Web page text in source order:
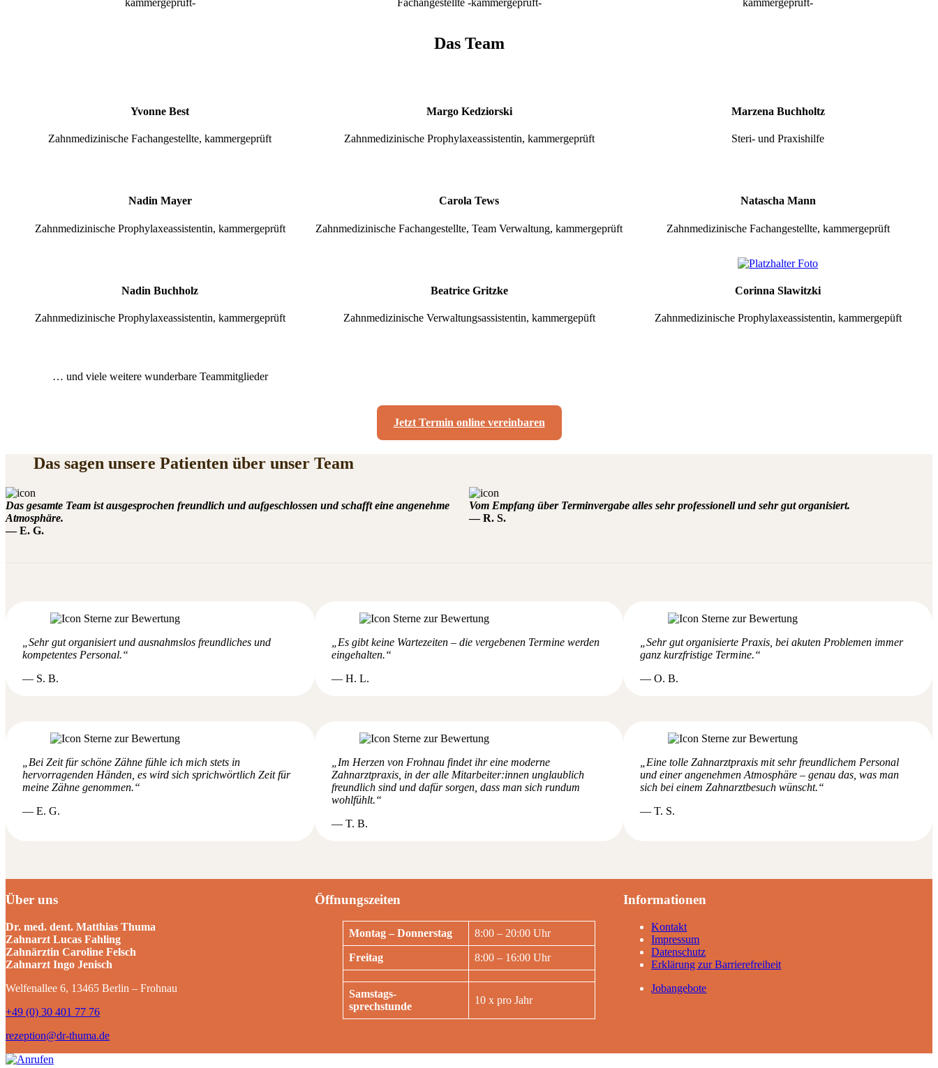
Das Team
Yvonne Best
Zahnmedizinische Fachangestellte, kammergeprüft
Margo Kedziorski
Zahnmedizinische Prophylaxeassistentin, kammergeprüft
Marzena Buchholtz
Steri- und Praxishilfe
Nadin Mayer
Zahnmedizinische Prophylaxeassistentin, kammergeprüft
Carola Tews
Zahnmedizinische Fachangestellte, Team Verwaltung, kammergeprüft
Natascha Mann
Zahnmedizinische Fachangestellte, kammergeprüft
Nadin Buchholz
Zahnmedizinische Prophylaxeassistentin, kammergeprüft
Beatrice Gritzke
Zahnmedizinische Verwaltungsassistentin, kammergepüft
Corinna Slawitzki
Zahnmedizinische Prophylaxeassistentin, kammergepüft
… und viele weitere wunderbare Teammitglieder
Jetzt Termin online vereinbaren
Das sagen unsere Patienten über unser Team
Das gesamte Team ist ausgesprochen freundlich und aufgeschlossen und schafft eine angenehme
Atmosphäre.
— E. G.
Vom Empfang über Terminvergabe alles sehr professionell und sehr gut organisiert.
— R. S.
„Sehr gut organisiert und ausnahmslos freundliches und
kompetentes Personal.“
— S. B.
„Es gibt keine Wartezeiten – die vergebenen Termine werden
eingehalten.“
— H. L.
„Sehr gut organisierte Praxis, bei akuten Problemen immer
ganz kurzfristige Termine.“
— O. B.
„Bei Zeit für schöne Zähne fühle ich mich stets in
hervorragenden Händen, es wird sich sprichwörtlich Zeit für
meine Zähne genommen.“
— E. G.
„Im Herzen von Frohnau findet ihr eine moderne
Zahnarztpraxis, in der alle Mitarbeiter:innen unglaublich
freundlich sind und dafür sorgen, dass man sich rundum
wohlfühlt.“
— T. B.
„Eine tolle Zahnarztpraxis mit sehr freundlichem Personal
und einer angenehmen Atmosphäre – genau das, was man
sich bei einem Zahnarztbesuch wünscht.“
— T. S.
Über uns
Dr. med. dent. Matthias Thuma
Zahnarzt Lucas Fahling
Zahnärztin Caroline Felsch
Zahnarzt Ingo Jenisch
Welfenallee 6, 13465 Berlin – Frohnau
+49 (0) 30 401 77 76
rezeption@dr-thuma.de
Öffnungszeiten
Montag – Donnerstag 8:00 – 20:00 Uhr
Freitag 8:00 – 16:00 Uhr
Samstags-
sprechstunde
10 x pro Jahr
Informationen
Kontakt
Impressum
Datenschutz
Erklärung zur Barrierefreiheit
Jobangebote